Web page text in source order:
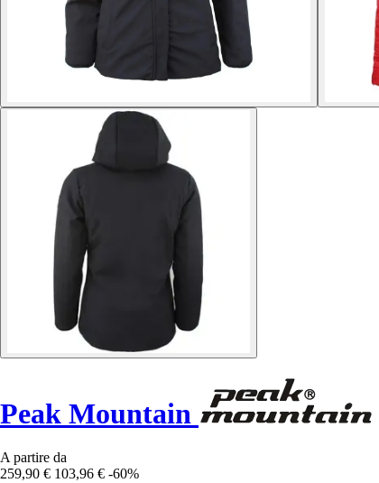
Peak Mountain
A partire da
259,90 € 103,96 € -60%